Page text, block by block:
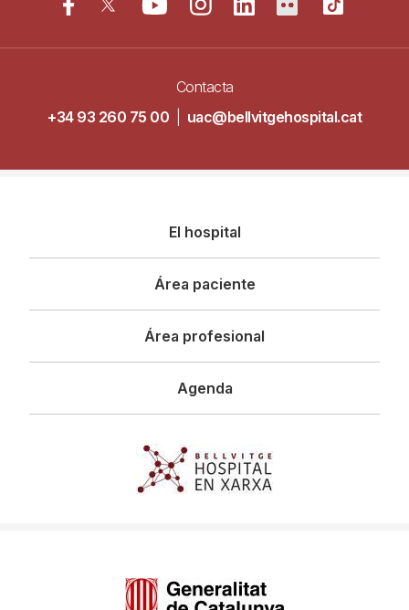
Contacta
+34 93 260 75 00
uac@bellvitgehospital.cat
principal
El hospital
Área paciente
Área profesional
Agenda